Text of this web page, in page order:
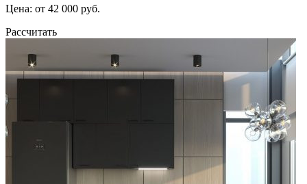
Цена: от 42 000 руб.
Рассчитать